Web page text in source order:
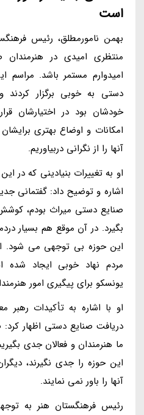
است
بهمن نامورمطلق، رئیس
منتظری امیدی در
امیدوارم مستمر باشد.
دستی به خوبی برگزار کردند
خودشان بود در اختیارشان
امکانات و اوضاع بهتری
آنها را از نگرانی دربیاوریم.
او به تغییرات بنیادینی که در
اشاره و توضیح داد: گفتمانی
صنایع دستی میراث بودم،
بگیرد. در آن موقع هم بسیار
این حوزه بی توجهی می شود.
مردم نهاد خوبی ایجاد
یونسکو برای پیگیری امور
او با اشاره به تأکیدات
دریافت صنایع دستی اظهار
ما هنرمندان و فعالان جدی
این حوزه را جدی نگیرند،
آنها را باور نمی نمایند.
رئیس فرهنگستان هنر به